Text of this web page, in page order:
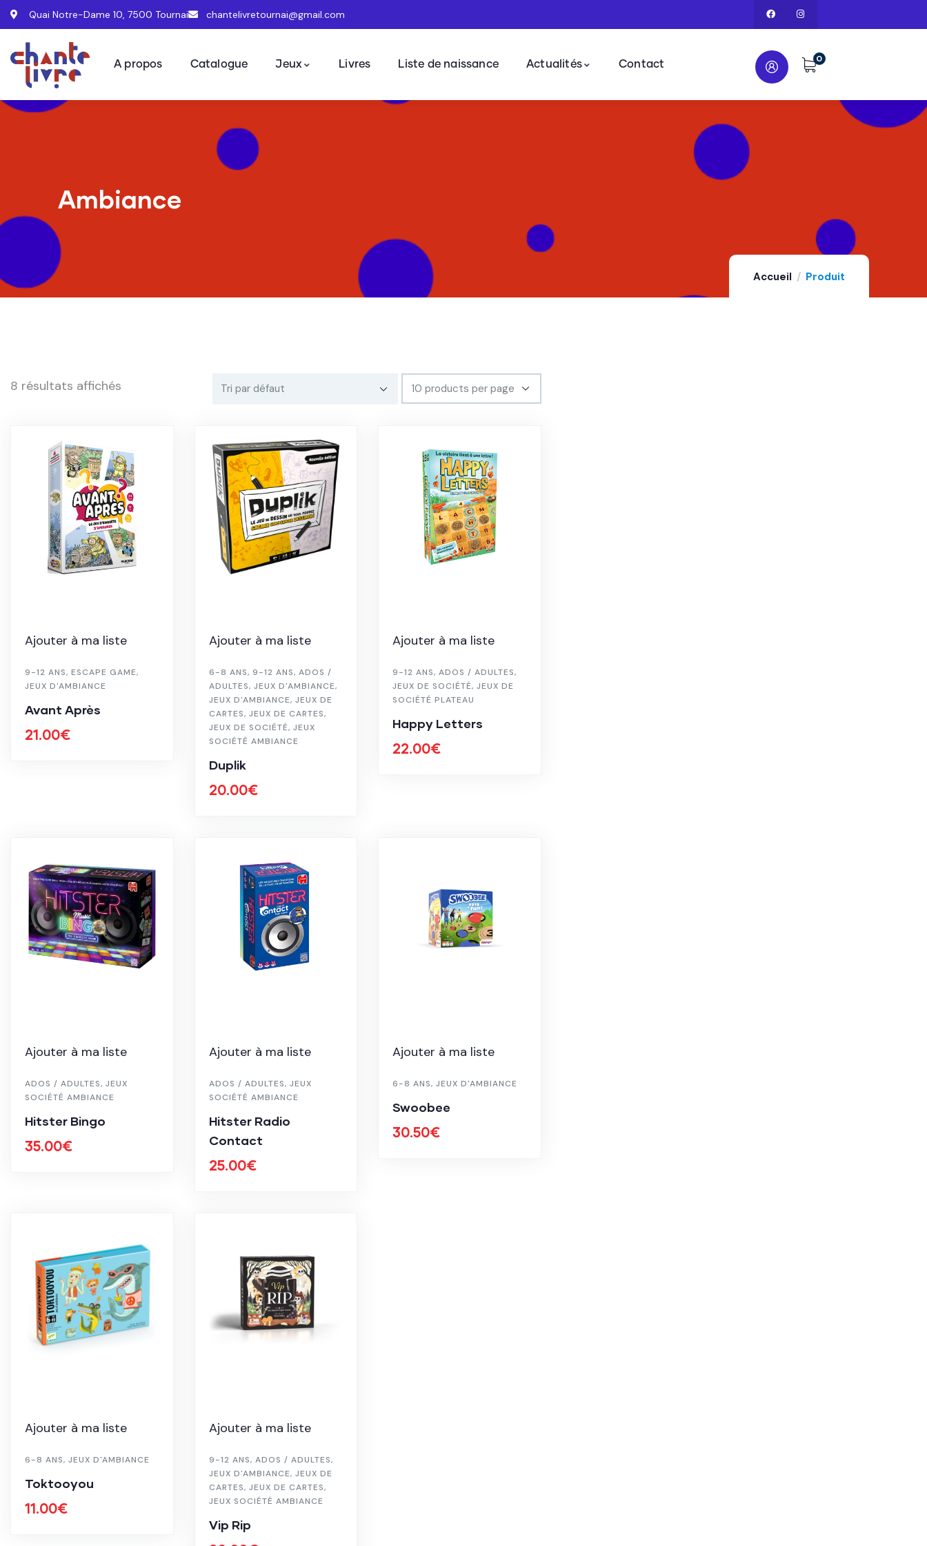
Quai Notre-Dame 10, 7500 Tournai chantelivretournai@gmail.com
A propos Catalogue Jeux Livres Liste de naissance Actualités Contact
0
Ambiance
Accueil Produit
8 résultats affichés
Ajouter à ma liste
9-12 ANS, ESCAPE GAME,
JEUX D'AMBIANCE
Avant Après
21.00€
Ajouter à ma liste
6-8 ANS, 9-12 ANS, ADOS /
ADULTES, JEUX D'AMBIANCE,
JEUX D'AMBIANCE, JEUX DE
CARTES, JEUX DE CARTES,
JEUX DE SOCIÉTÉ, JEUX
SOCIÉTÉ AMBIANCE
Duplik
20.00€
Ajouter à ma liste
9-12 ANS,ADOS / ADULTES,
JEUX DE SOCIÉTÉ,JEUX DE
SOCIÉTÉ PLATEAU
Happy Letters
22.00€
Ajouter à ma liste
ADOS / ADULTES, JEUX
SOCIÉTÉ AMBIANCE
Hitster Bingo
35.00€
Ajouter à ma liste
ADOS / ADULTES, JEUX
SOCIÉTÉ AMBIANCE
Hitster Radio
Contact
25.00€
Ajouter à ma liste
6-8 ANS,JEUX D'AMBIANCE
Swoobee
30.50€
Ajouter à ma liste
6-8 ANS, JEUX D'AMBIANCE
Toktooyou
11.00€
Ajouter à ma liste
9-12 ANS, ADOS / ADULTES,
JEUX D'AMBIANCE, JEUX DE
CARTES, JEUX DE CARTES,
JEUX SOCIÉTÉ AMBIANCE
Vip Rip